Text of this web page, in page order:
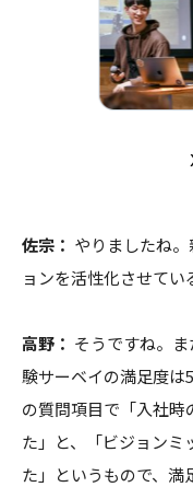
佐宗： やりましたね
ョンを活性化させてい
高野： そうですね。
験サーベイの満足度は
の質問項目で「入社時
た」と、「ビジョンミ
た」というもので、満